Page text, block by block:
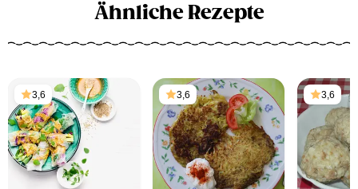
Ähnliche Rezepte
3,6 3,6 3,6